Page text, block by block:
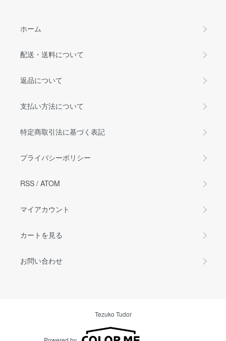
ホーム
配送・送料について
返品について
支払い方法について
特定商取引法に基づく表記
プライバシーポリシー
RSS / ATOM
マイアカウント
カートを見る
お問い合わせ
Tezuko Tudor